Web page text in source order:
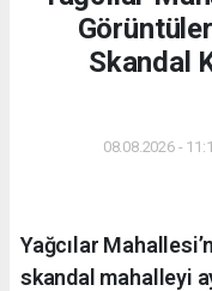
Skandal
08.08.2026 -
Yağcılar
skandal mahalleyi